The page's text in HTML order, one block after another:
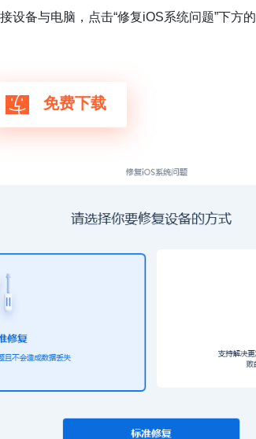
设备与电脑，点击“修复iOS系统问题”下方的
免费下载